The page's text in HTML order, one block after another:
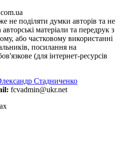
не поділяти думки авторів та не
авторські матеріали та передрук з
або частковому використанні
посилання на
(для інтернет-ресурсів
Стадниченко
fcvadmin@ukr.net